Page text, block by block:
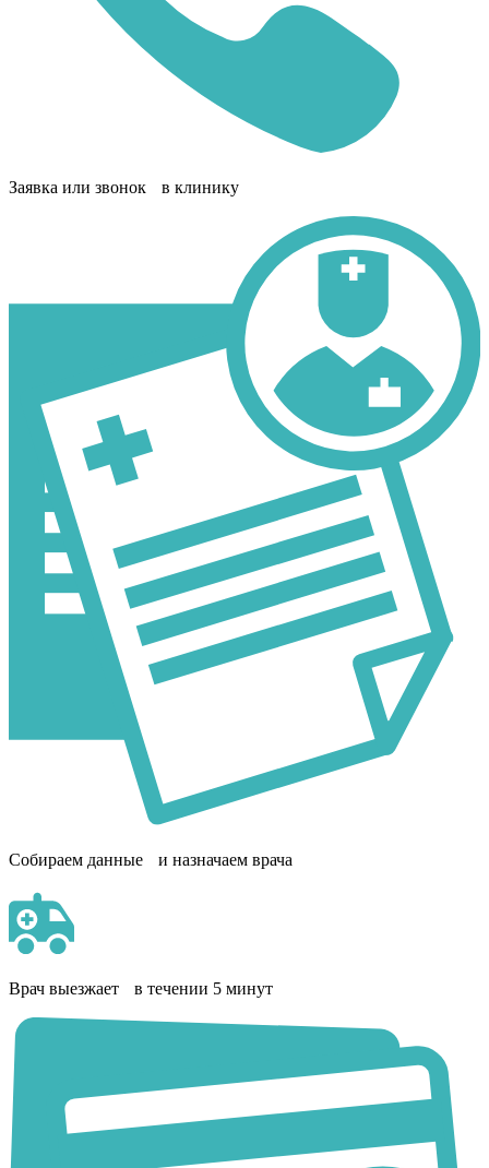
Заявка или звонок в клинику
Собираем данные и назначаем врача
Врач выезжает в течении 5 минут